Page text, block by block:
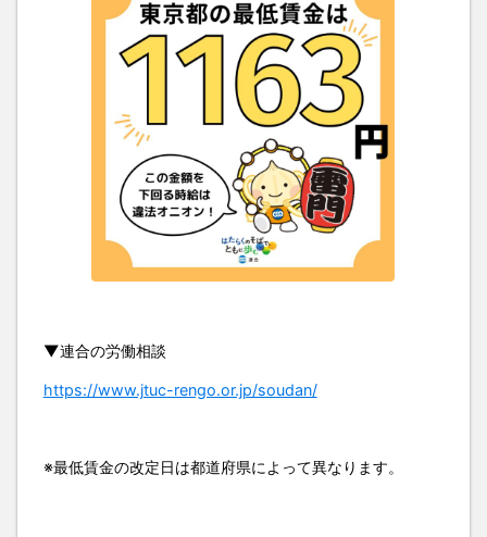
▼連合の労働相談
https://www.jtuc-rengo.or.jp/soudan/
※最低賃金の改定日は都道府県によって異なります。